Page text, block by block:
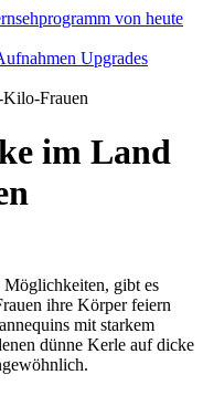
Upgrades
im Land
gibt es
ihre Körper feiern
mit starkem
dünne Kerle auf dicke